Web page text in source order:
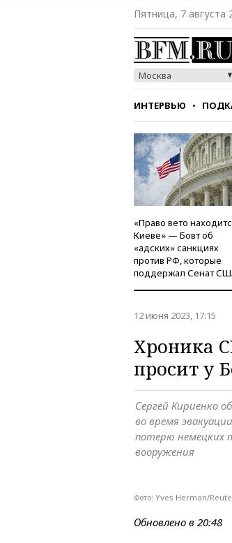
Пятница, 7 августа
Москва
ИНТЕРВЬЮ
СТИЛЬ ТЕСТЫ
«Право вето
Киеве» — Бовт об
«адских» санкциях
против РФ, которые
поддержал Сенат
12 июня 2023, 17:15
Хроника
просит у
Сергей Кириенко
во время
потерю немецких
вооружения
Фото: Yves Herman/
Обновлено в 20:48